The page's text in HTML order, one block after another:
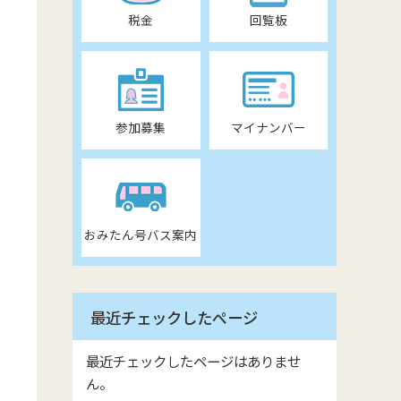
税金 回覧板
参加募集 マイナンバー
おみたん号バス案内
最近チェックしたページ
最近チェックしたページはありませ
ん。